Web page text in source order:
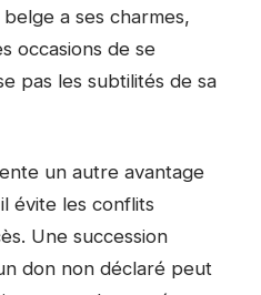
a ses charmes,
occasions de se
pas les subtilités de sa
un autre avantage
évite les conflits
Une succession
don non déclaré peut